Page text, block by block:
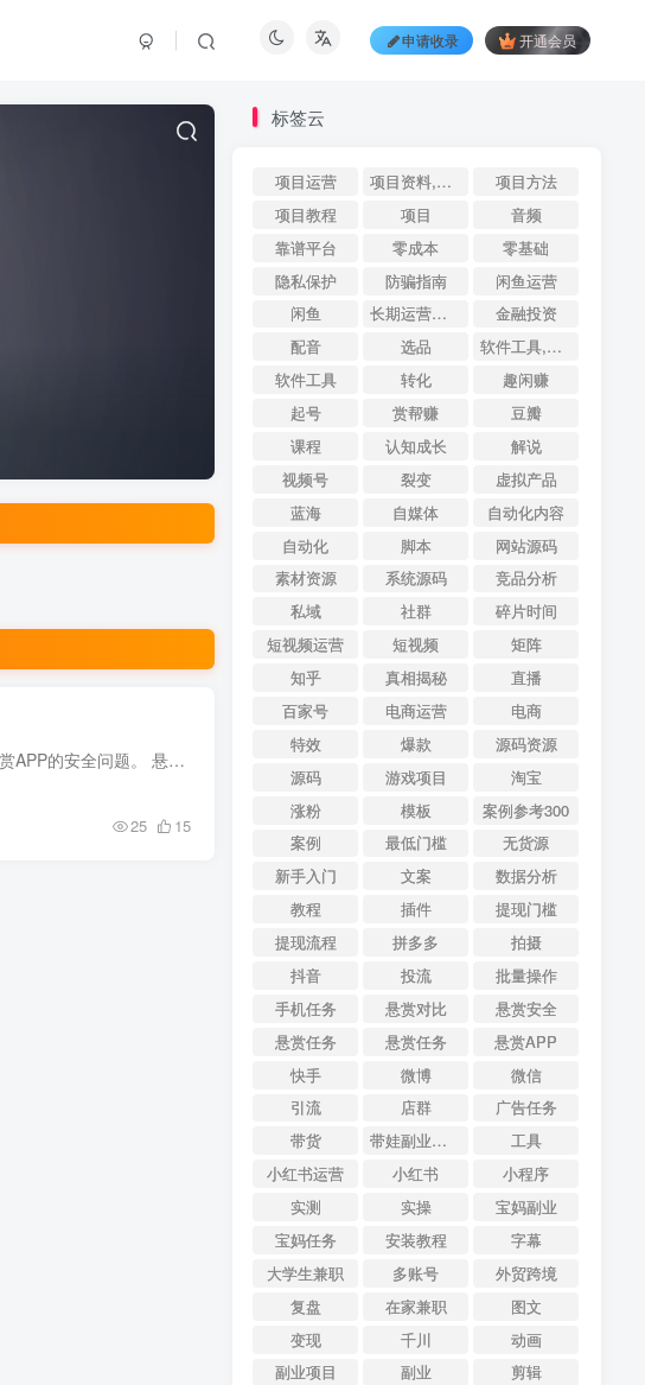
申请收录 开通会员
做悬赏任务需要注册账号、填信息、截图提交，很多人担心隐私安全。今天详细讲讲悬赏APP的安全问题。 悬赏APP安全吗？ 正规悬赏平台是安全的。但要注意： ✅ 正规平台：只要求必要信息，有...
25 15
标签云
项目运营 项目资料,QFire专题,AI搜索,资源导航
项目方法
项目教程
项目
音频
靠谱平台
零成本
零基础
隐私保护
防骗指南
闲鱼运营
闲鱼
长期运营案例
金融投资
配音
选品
软件工具,QFire专题,AI搜索,资源导航
软件工具
转化
趣闲赚
起号
赏帮赚
豆瓣
课程
认知成长
解说
视频号
裂变
虚拟产品
蓝海
自媒体
自动化内容
自动化
脚本
网站源码
素材资源
系统源码
竞品分析
私域
社群
碎片时间
短视频运营
短视频
矩阵
知乎
真相揭秘
直播
百家号
电商运营
电商
特效
爆款
源码资源
源码
游戏项目
淘宝
涨粉
模板
案例参考300
案例
最低门槛
无货源
新手入门
文案
数据分析
教程
插件
提现门槛
提现流程
拼多多
拍摄
抖音
投流
批量操作
手机任务
悬赏对比
悬赏安全
悬赏任务
悬赏任务
悬赏APP
快手
微博
微信
引流
店群
广告任务
带货
带娃副业参考
工具
小红书运营
小红书
小程序
实测
实操
宝妈副业
宝妈任务
安装教程
字幕
大学生兼职
多账号
外贸跨境
复盘
在家兼职
图文
变现
千川
动画
副业项目
副业
剪辑